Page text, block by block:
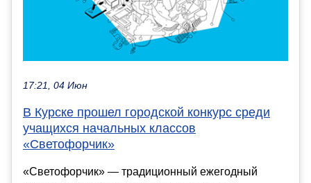
17:21, 04 Июн
В Курске прошел городской конкурс среди
учащихся начальных классов
«Светофорчик»
«Светофорчик» — традиционный ежегодный